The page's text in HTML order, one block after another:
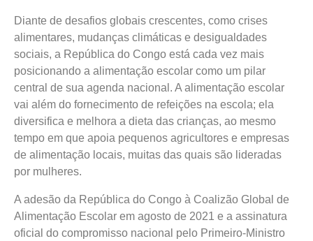
Diante de desafios globais crescentes, como crises
alimentares, mudanças climáticas e desigualdades
sociais, a República do Congo está cada vez mais
posicionando a alimentação escolar como um pilar
central de sua agenda nacional. A alimentação escolar
vai além do fornecimento de refeições na escola; ela
diversifica e melhora a dieta das crianças, ao mesmo
tempo em que apoia pequenos agricultores e empresas
de alimentação locais, muitas das quais são lideradas
por mulheres.
A adesão da República do Congo à Coalizão Global de
Alimentação Escolar em agosto de 2021 e a assinatura
oficial do compromisso nacional pelo Primeiro-Ministro